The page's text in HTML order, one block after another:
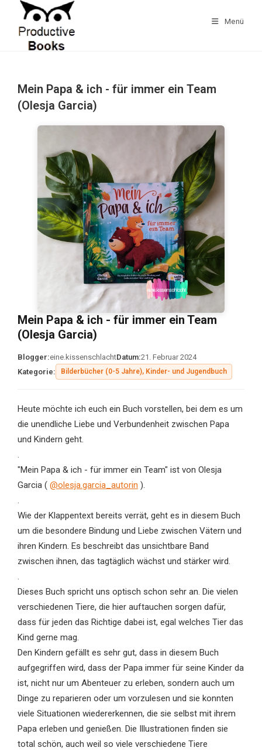
springen
Menü
Mein Papa & ich - für immer ein Team
(Olesja Garcia)
Mein Papa & ich - für immer ein Team
(Olesja Garcia)
Blogger:eine.kissenschlachtDatum:21. Februar 2024
Kategorie:
Bilderbücher (0-5 Jahre), Kinder- und Jugendbuch
Heute möchte ich euch ein Buch vorstellen, bei dem es um
die unendliche Liebe und Verbundenheit zwischen Papa
und Kindern geht.
.
"Mein Papa & ich - für immer ein Team" ist von Olesja
Garcia ( @olesja.garcia_autorin ).
.
Wie der Klappentext bereits verrät, geht es in diesem Buch
um die besondere Bindung und Liebe zwischen Vätern und
ihren Kindern. Es beschreibt das unsichtbare Band
zwischen ihnen, das tagtäglich wächst und stärker wird.
.
Dieses Buch spricht uns optisch schon sehr an. Die vielen
verschiedenen Tiere, die hier auftauchen sorgen dafür,
dass für jeden das Richtige dabei ist, egal welches Tier das
Kind gerne mag.
Den Kindern gefällt es sehr gut, dass in diesem Buch
aufgegriffen wird, dass der Papa immer für seine Kinder da
ist, nicht nur um Abenteuer zu erleben, sondern auch um
Dinge zu reparieren oder um vorzulesen und sie konnten
viele Situationen wiedererkennen, die sie selbst mit ihrem
Papa erleben und genießen. Die Illustrationen finden sie
total schön, auch weil so viele verschiedene Tiere